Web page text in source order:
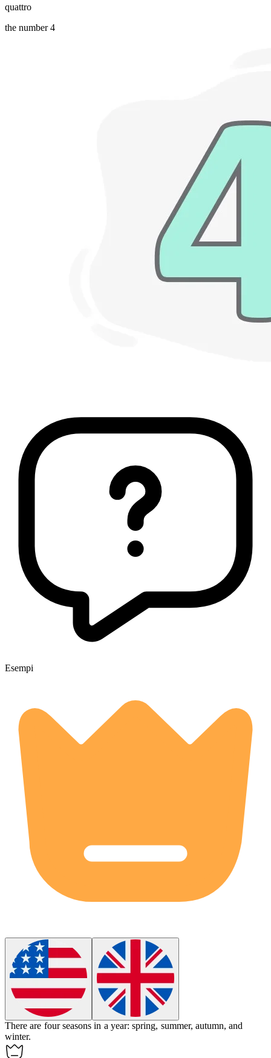
quattro
the number 4
Esempi
There are four seasons in a year: spring, summer, autumn, and
winter.